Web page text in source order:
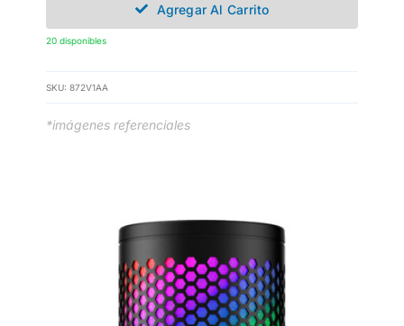
Agregar Al Carrito
20 disponibles
SKU: 872V1AA
*imágenes referenciales